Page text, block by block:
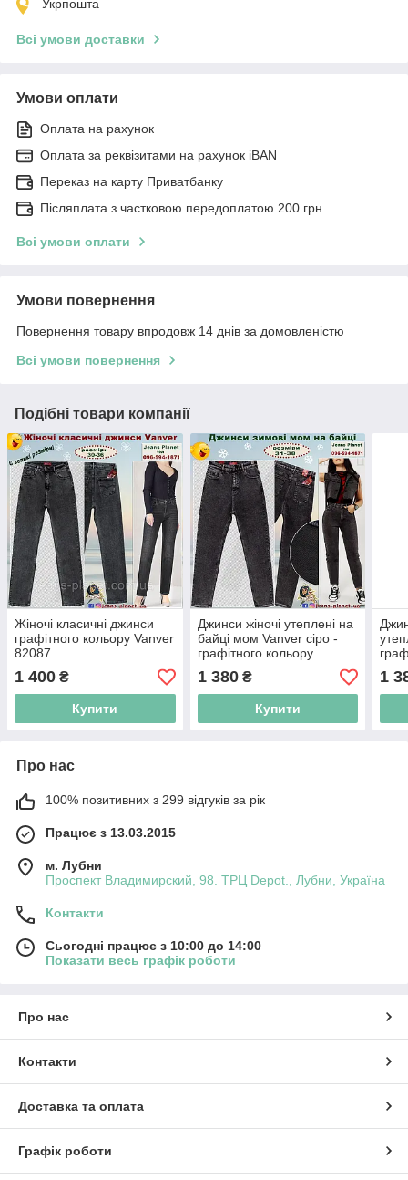
Укрпошта
Всі умови доставки
Умови оплати
Оплата на рахунок
Оплата за реквізитами на рахунок iBAN
Переказ на карту Приватбанку
Післяплата з частковою передоплатою 200 грн.
Всі умови оплати
Умови повернення
Повернення товару впродовж 14 днів за домовленістю
Всі умови повернення
Подібні товари компанії
Жіночі класичні джинси
графітного кольору Vanver
82087
1 400 ₴
Купити
Джинси жіночі утеплені на
байці мом Vanver сіро -
графітного кольору
1 380₴
Купити
1
Про нас
100% позитивних з 299 відгуків за рік
Працює з 13.03.2015
м. Лубни
Проспект Владимирский, 98. ТРЦ Depot., Лубни, Україна
Контакти
Сьогодні працює з 10:00 до 14:00
Показати весь графік роботи
Про нас
Контакти
Доставка та оплата
Графік роботи